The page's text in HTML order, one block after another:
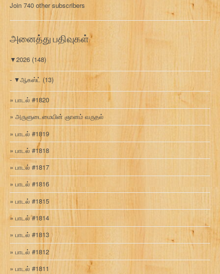
க
வ
Join 740 other subscribers
அனைத்து பதிவுகள்
▼2026 (148)
▼ஆகஸ்ட் (13)
பாடல் #1820
அருளுடைமையின் ஞானம் வருதல்
பாடல் #1819
பாடல் #1818
பாடல் #1817
பாடல் #1816
பாடல் #1815
பாடல் #1814
பாடல் #1813
பாடல் #1812
பாடல் #1811